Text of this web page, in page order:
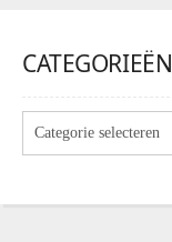
CATEGORIEËN